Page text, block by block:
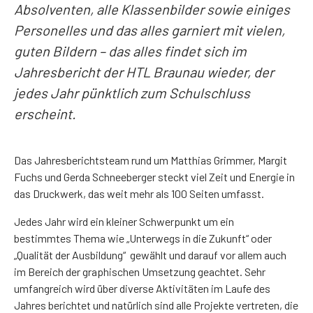
Absolventen, alle Klassenbilder sowie einiges
Personelles und das alles garniert mit vielen,
guten Bildern – das alles findet sich im
Jahresbericht der HTL Braunau wieder, der
jedes Jahr pünktlich zum Schulschluss
erscheint.
Das Jahresberichtsteam rund um Matthias Grimmer, Margit
Fuchs und Gerda Schneeberger steckt viel Zeit und Energie in
das Druckwerk, das weit mehr als 100 Seiten umfasst.
Jedes Jahr wird ein kleiner Schwerpunkt um ein
bestimmtes Thema wie „Unterwegs in die Zukunft“ oder
„Qualität der Ausbildung“ gewählt und darauf vor allem auch
im Bereich der graphischen Umsetzung geachtet. Sehr
umfangreich wird über diverse Aktivitäten im Laufe des
Jahres berichtet und natürlich sind alle Projekte vertreten, die